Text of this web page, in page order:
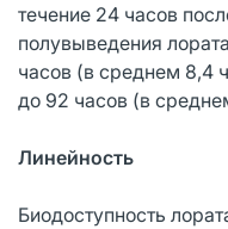
течение 24 часов
полувыведения
часов (в среднем 8,4
до 92 часов (в
Линейность
Биодоступность